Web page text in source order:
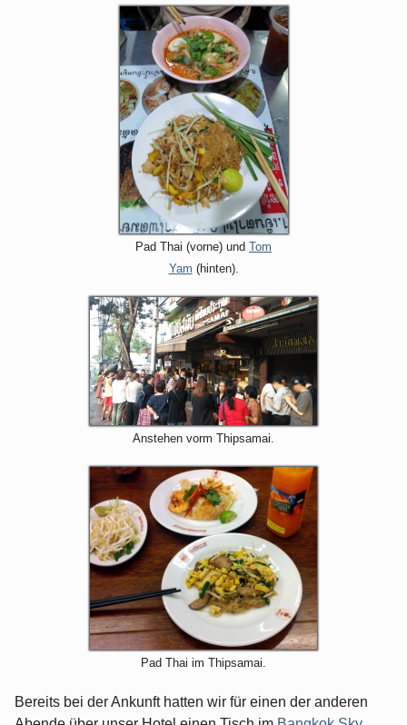
Pad Thai (vorne) und Tom
Yam (hinten).
Anstehen vorm Thipsamai.
Pad Thai im Thipsamai.
Bereits bei der Ankunft hatten wir für einen der anderen